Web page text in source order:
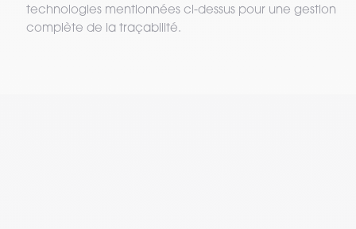
technologies mentionnées ci-dessus pour une gestion
complète de la traçabilité.